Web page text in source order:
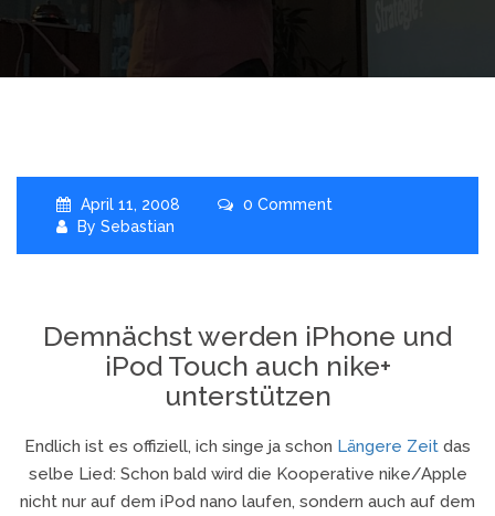
April 11, 2008
0 Comment
By Sebastian
Demnächst werden iPhone und
iPod Touch auch nike+
unterstützen
Endlich ist es offiziell, ich singe ja schon Längere Zeit das
selbe Lied: Schon bald wird die Kooperative nike/Apple
nicht nur auf dem iPod nano laufen, sondern auch auf dem